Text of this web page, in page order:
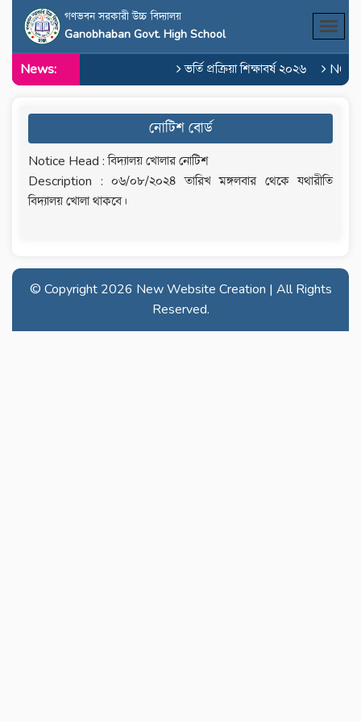
গণভবন সরকারী উচ্চ বিদ্যালয়
Ganobhaban Govt. High School
News: ভর্তি প্রক্রিয়া শিক্ষাবর্ষ ২০২৬ NOC
নোটিশ বোর্ড
Notice Head : বিদ্যালয় খোলার নোটিশ
Description : ০৬/০৮/২০২৪ তারিখ মঙ্গলবার থেকে যথারীতি
বিদ্যালয় খোলা থাকবে।
© Copyright 2026 New Website Creation | All Rights
Reserved.